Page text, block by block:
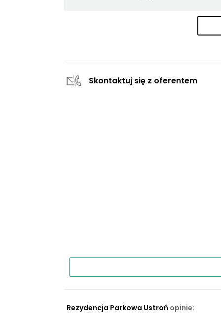
Skontaktuj się z oferentem
Rezydencja Parkowa Ustroń opinie: